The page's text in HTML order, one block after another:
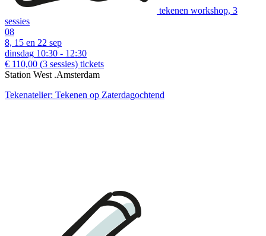
tekenen workshop, 3
sessies
08
8, 15 en 22 sep
dinsdag 10:30 - 12:30
€ 110,00 (3 sessies) tickets
Station West .Amsterdam
Tekenatelier: Tekenen op Zaterdagochtend